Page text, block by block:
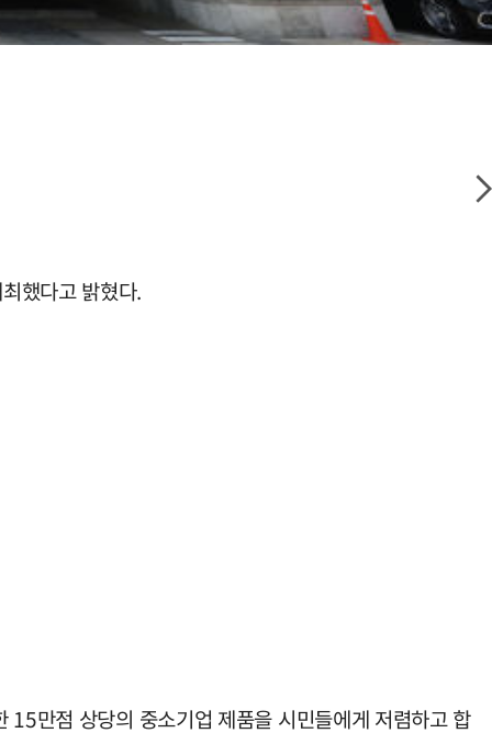
했다고 밝혔다.
만점 상당의 중소기업 제품을 시민들에게 저렴하고 합